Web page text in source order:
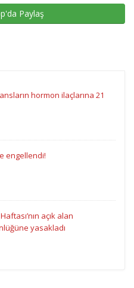
Paylaş
hormon ilaçlarına 21
engellendi!
açık alan
yasakladı